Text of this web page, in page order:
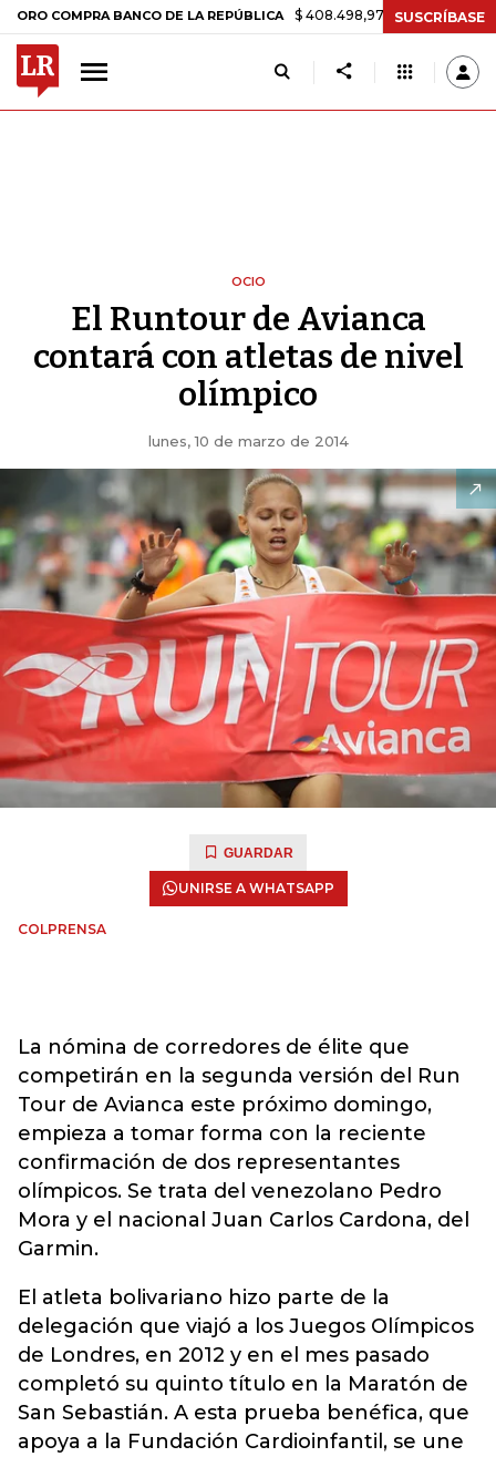
BANCO DE LA REPÚBLICA $ 408.498,97 +$ 8.753,81 +2,19%
SUSCRÍBASE
OCIO
El Runtour de Avianca
contará con atletas de nivel
olímpico
lunes, 10 de marzo de 2014
GUARDAR
UNIRSE A WHATSAPP
COLPRENSA
La nómina de corredores de élite que
competirán en la segunda versión del Run
Tour de Avianca este próximo domingo,
empieza a tomar forma con la reciente
confirmación de dos representantes
olímpicos. Se trata del venezolano Pedro
Mora y el nacional Juan Carlos Cardona, del
Garmin.
El atleta bolivariano hizo parte de la
delegación que viajó a los Juegos Olímpicos
de Londres, en 2012 y en el mes pasado
completó su quinto título en la Maratón de
San Sebastián. A esta prueba benéfica, que
apoya a la Fundación Cardioinfantil, se une